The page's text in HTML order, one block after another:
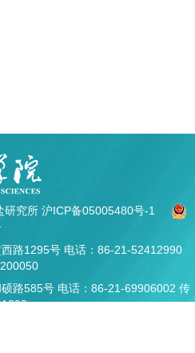
研究所 沪ICP备05005480号-1
路1295号 电话：86-21-52412990
路585号 电话：86-21-69906002 传